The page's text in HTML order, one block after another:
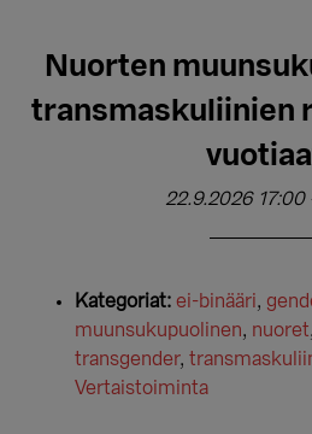
Nuorten
transmaskuliinien
22.9.2026 17:00
Kategoriat: ei-binääri,
muunsukupuolinen, nuoret,
transgender,
Vertaistoiminta